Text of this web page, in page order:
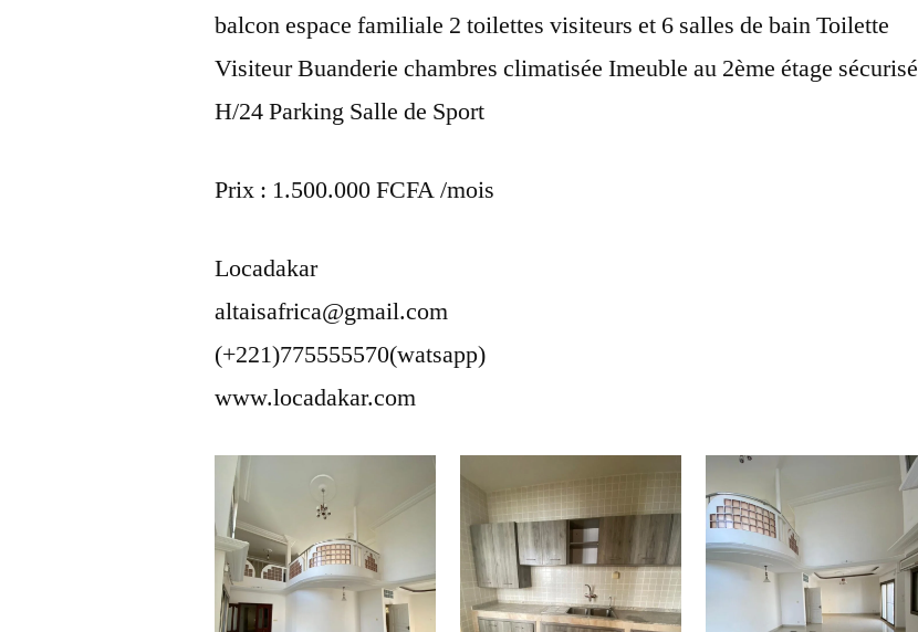
balcon espace familiale 2 toilettes visiteurs et 6 salles de bain Toilette
Visiteur Buanderie chambres climatisée Imeuble au 2ème étage sécurisé
H/24 Parking Salle de Sport
Prix : 1.500.000 FCFA /mois
Locadakar
altaisafrica@gmail.com
(+221)775555570(watsapp)
www.locadakar.com